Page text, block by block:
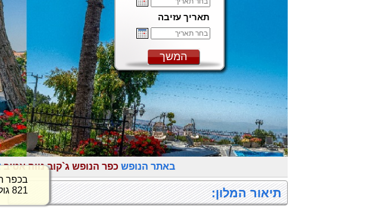
תאריך עזיבה
המשך
באתר הנופש כפר הנופש ג`קוב נווה אטיב
תיאור המלון:
בכפר
821 גולשים בשבוע האחרון